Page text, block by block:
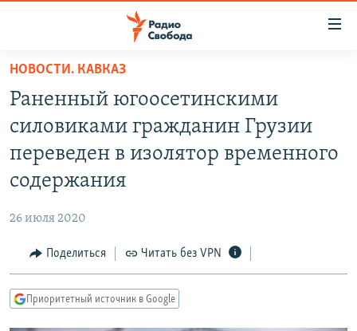
упрощенного
доступа
основному
содержанию
Вернутся
навигации
Вернутся
АВТОРСКИЕ ПРОЕКТЫ
IDEL.РЕАЛИИ
КАВКАЗ.РЕАЛИИ
НОВОСТИ. КАВКАЗ
Раненный югоосетинскими
силовиками гражданин Грузии
переведен в изолятор временного
содержания
26 июля 2020
Поделиться Читать без VPN
Приоритетный источник в Google